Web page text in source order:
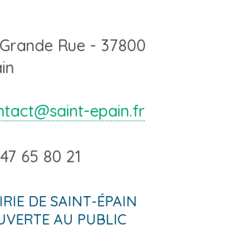
Rue - 37800
epain.fr
65 80 21
DE SAINT-ÉPAIN
AU PUBLIC